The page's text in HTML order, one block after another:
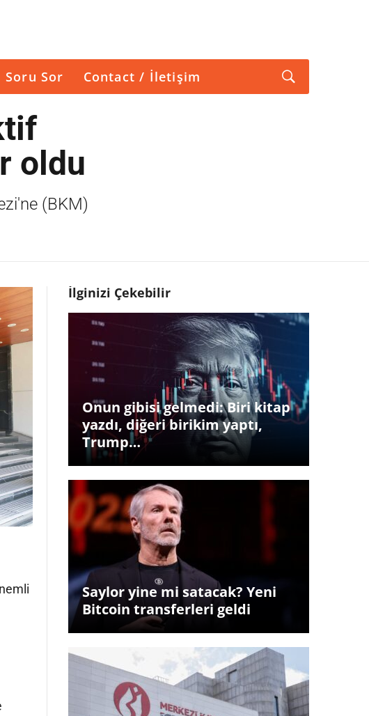
Soru Sor Contact / İletişim
oldu
(BKM)
İlginizi Çekebilir
Onun gibisi gelmedi: Biri kitap
yazdı, diğeri birikim yaptı,
Trump…
Saylor yine mi satacak? Yeni
Bitcoin transferleri geldi